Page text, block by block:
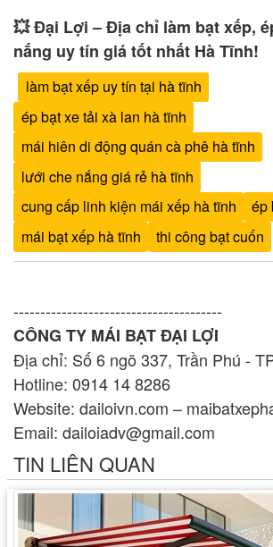
💥Đại Lợi – Địa chỉ làm bạt xếp,
nắng uy tín giá tốt nhất Hà Tĩnh!
làm bạt xếp uy tín tại hà tĩnh
ép bạt xe tải xà lan hà tĩnh
mái hiên di động quán cà phê hà tĩnh
lưới che nắng giá rẻ hà tĩnh
cung cấp linh kiện mái xếp hà tĩnh
ép
mái bạt xếp hà tĩnh
thi công bạt cuốn
---------------------------------------
CÔNG TY MÁI BẠT ĐẠI LỢI
Địa chỉ: Số 6 ngõ 337, Trần Phú -
Hotline: 0914 14 8286
Website: dailoivn.com –
Email: dailoiadv@gmail.com
TIN LIÊN QUAN